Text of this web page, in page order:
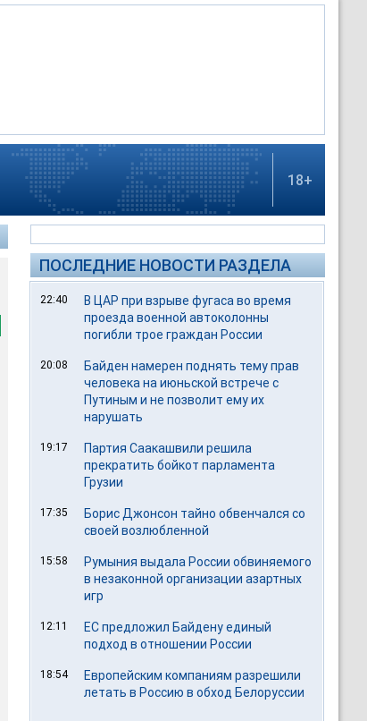
18+
ПОСЛЕДНИЕ НОВОСТИ РАЗДЕЛА
22:40
В ЦАР при взрыве фугаса во время
проезда военной автоколонны
погибли трое граждан России
20:08
Байден намерен поднять тему прав
человека на июньской встрече с
Путиным и не позволит ему их
нарушать
19:17
Партия Саакашвили решила
прекратить бойкот парламента
Грузии
17:35
Борис Джонсон тайно обвенчался со
своей возлюбленной
15:58
Румыния выдала России обвиняемого
в незаконной организации азартных
игр
12:11
ЕС предложил Байдену единый
подход в отношении России
18:54
Европейским компаниям разрешили
летать в Россию в обход Белоруссии